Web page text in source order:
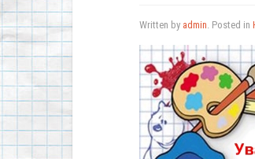
Written by admin. Posted in